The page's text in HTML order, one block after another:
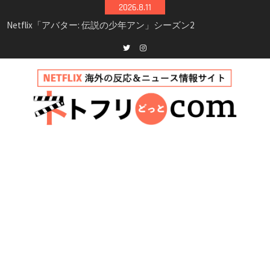
to
2026.8.11
シーズン3最新情報
Netflix映画「ボイスメールで恋をして」キャス
イッチ主演ロマコメ
新決定！2027年撮影開始へ
兄弟大騒動のコメディ映画「リトル・ブラザ
ー」がNetflixで配信！─キャスト・あらすじ・
見どころまとめ
Twitterinstagram